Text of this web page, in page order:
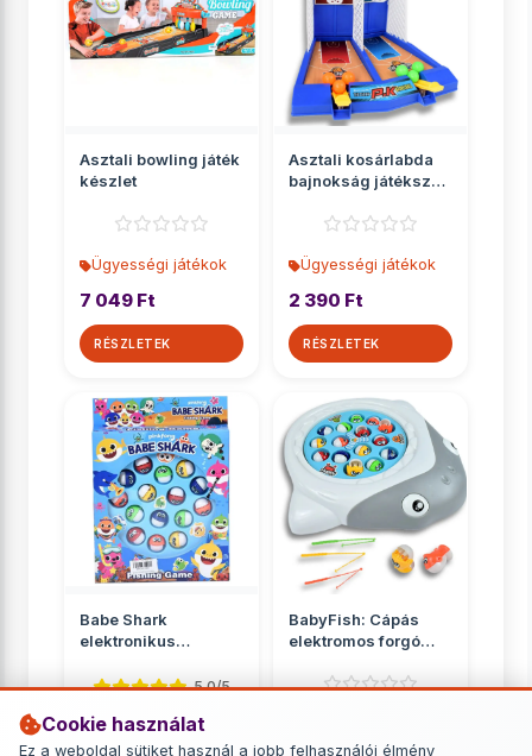
Cookie használat
Ez a weboldal sütiket használ a jobb felhasználói élmény
Asztali bowling játék
készlet
Ügyességi játékok
7 049 Ft
RÉSZLETEK
Asztali kosárlabda
bajnokság játékszett
Ügyességi játékok
2 390 Ft
RÉSZLETEK
Babe Shark
elektronikus
5.0/5
Ügyességi játékok
BabyFish: Cápás
elektromos forgó
hanggal